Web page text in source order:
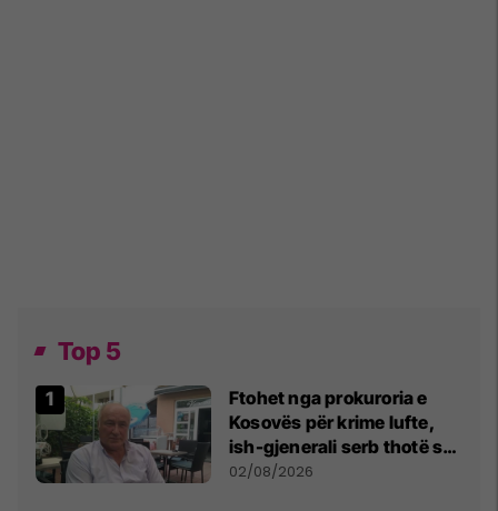
Top 5
Ftohet nga prokuroria e
Kosovës për krime lufte,
ish-gjenerali serb thotë se
dikush e tradhtoi në
02/08/2026